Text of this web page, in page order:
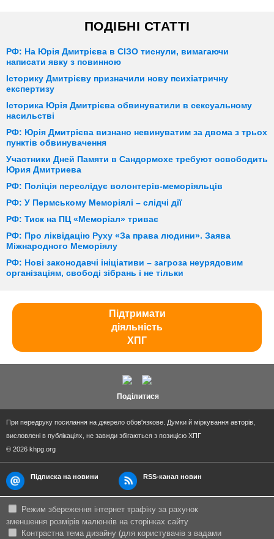
ПОДІБНІ СТАТТІ
РФ: На Юрія Дмитрієва в СІЗО тиснули, вимагаючи
написати явку з повинною
Історику Дмитрієву призначили нову психіатричну
експертизу
Історика Юрія Дмитрієва обвинуватили в сексуальному
насильстві
РФ: Юрія Дмитрієва визнано невинуватим за двома з трьох
пунктів обвинувачення
Участники Дней Памяти в Сандормохе требуют освободить
Юрия Дмитриева
РФ: Поліція переслідує волонтерів-меморіяльців
РФ: У Пермському Меморіялі – слідчі дії
РФ: Тиск на ПЦ «Меморіал» триває
РФ: Про ліквідацію Руху «За права людини». Заява
Міжнародного Меморіялу
РФ: Нові законодавчі ініціативи – загроза неурядовим
організаціям, свободі зібрань і не тільки
Підтримати
діяльність
ХПГ
Поділитися
При передруку посилання на джерело обов'язкове. Думки й міркування авторів,
висловлені в публікаціях, не завжди збігаються з позицією ХПГ
© 2026 khpg.org
Підписка на новини RSS-канал новин
Режим збереження інтернет трафіку за рахунок
зменшення розмірів малюнків на сторінках сайту
Контрастна тема дизайну (для користувачів з вадами